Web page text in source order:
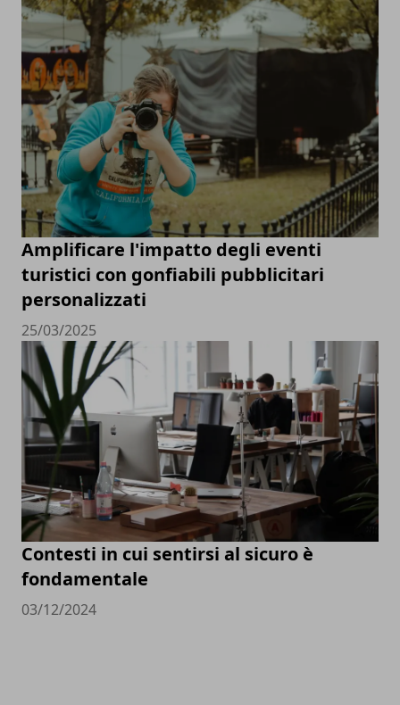
Amplificare l'impatto degli eventi
turistici con gonfiabili pubblicitari
personalizzati
25/03/2025
Contesti in cui sentirsi al sicuro è
fondamentale
03/12/2024